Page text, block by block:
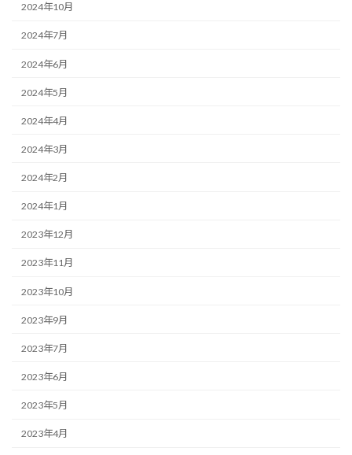
2024年10月
2024年7月
2024年6月
2024年5月
2024年4月
2024年3月
2024年2月
2024年1月
2023年12月
2023年11月
2023年10月
2023年9月
2023年7月
2023年6月
2023年5月
2023年4月